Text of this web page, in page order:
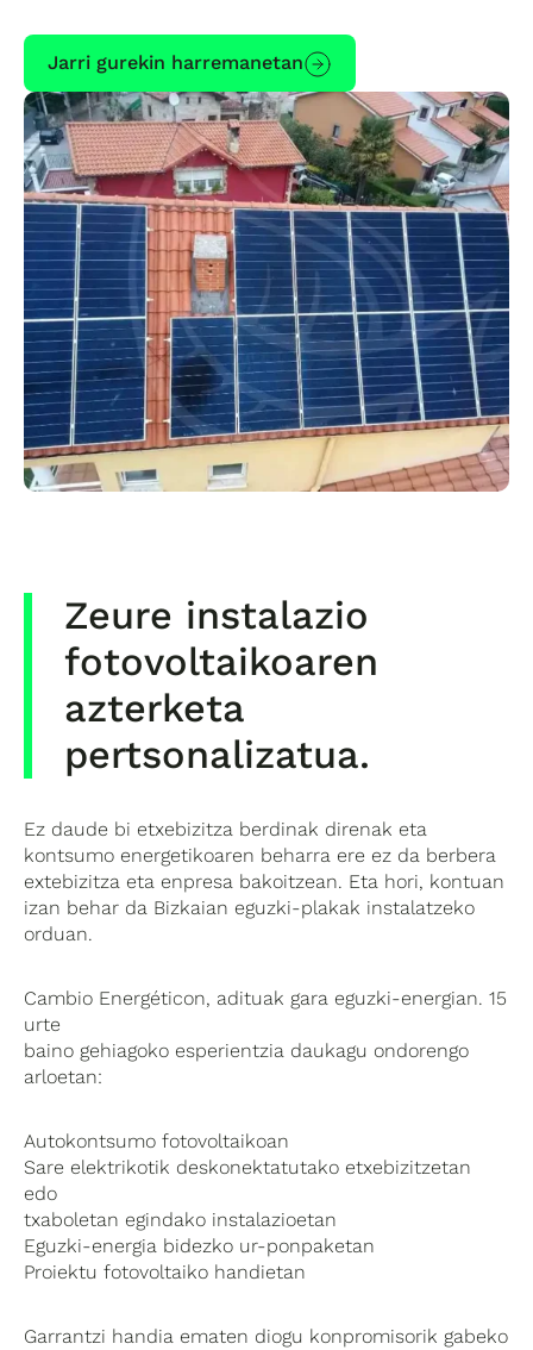
Jarri gurekin harremanetan
Zeure instalazio
fotovoltaikoaren
azterketa
pertsonalizatua.
Ez daude bi etxebizitza berdinak direnak eta
kontsumo energetikoaren beharra ere ez da berbera
extebizitza eta enpresa bakoitzean. Eta hori, kontuan
izan behar da Bizkaian eguzki-plakak instalatzeko
orduan.
Cambio Energéticon, adituak gara eguzki-energian. 15
urte
baino gehiagoko esperientzia daukagu ondorengo
arloetan:
Autokontsumo fotovoltaikoan
Sare elektrikotik deskonektatutako etxebizitzetan
edo
txaboletan egindako instalazioetan
Eguzki-energia bidezko ur-ponpaketan
Proiektu fotovoltaiko handietan
Garrantzi handia ematen diogu konpromisorik gabeko